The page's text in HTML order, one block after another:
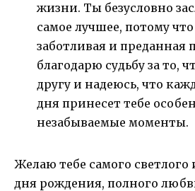
жизни. Ты безусловно
самое лучшее, потому
заботливая и преданная
благодарю судьбу за то,
другу и надеюсь, что
дня принесет тебе
незабываемые моменты.
Желаю тебе самого светлого
дня рождения, полного